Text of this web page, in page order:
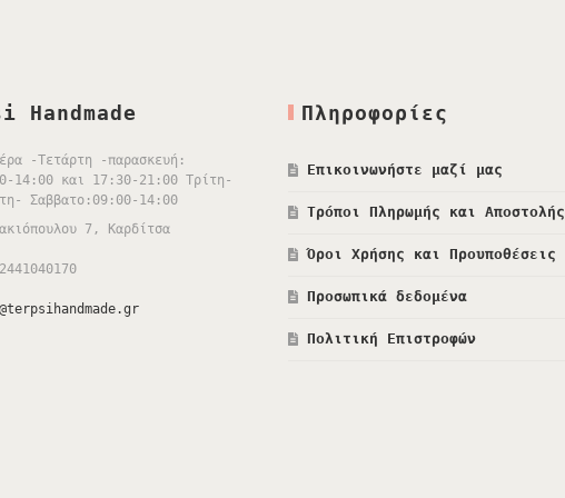
Handmade
-Τετάρτη -παρασκευή:
14:00 και 17:30-21:00 Τρίτη-
Σαββατο:09:00-14:00
7, Καρδίτσα
Πληροφορίες
Επικοινωνήστε μαζί μας
Τρόποι Πληρωμής και Αποστολής
Όροι Χρήσης και Προυποθέσεις
Προσωπικά δεδομένα
Πολιτική Επιστροφών